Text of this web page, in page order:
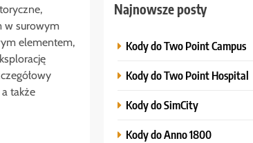
w surowym
elementem,
także
Najnowsze posty
Kody do Two Point Campus
Kody do Two Point Hospital
Kody do SimCity
Kody do Anno 1800